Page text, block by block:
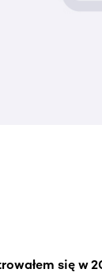
się w